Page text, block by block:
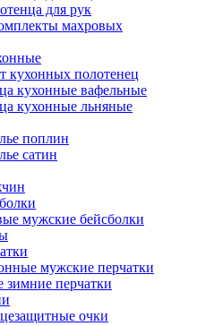
для рук
махровых
кухонных полотенец
кухонные вафельные
кухонные льняные
поплин
сатин
мужские бейсболки
мужские перчатки
перчатки
очки